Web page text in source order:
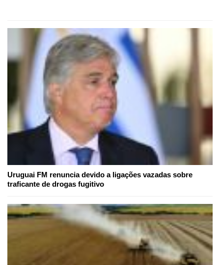
Uruguai FM renuncia devido a ligações vazadas sobre
traficante de drogas fugitivo